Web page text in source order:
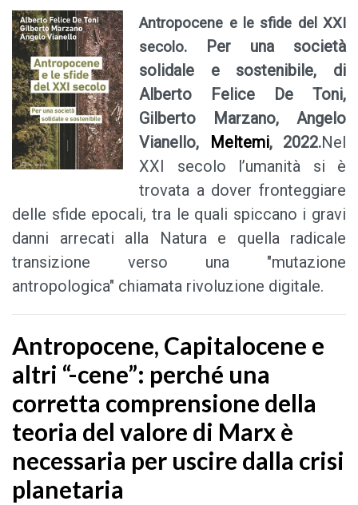
Antropocene e le sfide del XXI
secolo. Per una società
solidale e sostenibile, di
Alberto Felice De Toni,
Gilberto Marzano, Angelo
Vianello,
Meltemi, 2022.Nel
XXI secolo l’umanità si è
trovata a dover fronteggiare
delle sfide epocali, tra le quali spiccano i gravi
danni arrecati alla Natura e quella radicale
transizione verso una "mutazione
antropologica" chiamata rivoluzione digitale.
Antropocene, Capitalocene e
altri “-cene”: perché una
corretta comprensione della
teoria del valore di Marx è
necessaria per uscire dalla crisi
planetaria